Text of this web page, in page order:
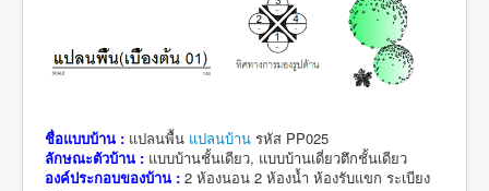
ชื่อแบบบ้าน : แปลนพื้น แปลนบ้าน รหัส PP025
ลักษณะตัวบ้าน : แบบบ้านชั้นเดียว, แบบบ้านเดี่ยวตึกชั้นเดียว
องค์ประกอบของบ้าน : 2 ห้องนอน 2 ห้องน้ำ ห้องรับแขก ระเบียง